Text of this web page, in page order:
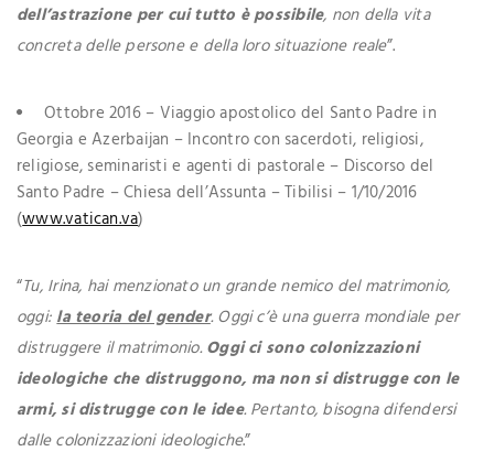
dell’astrazione per cui tutto è possibile, non della vita
concreta delle persone e della loro situazione reale”.
Ottobre 2016 – Viaggio apostolico del Santo Padre in
Georgia e Azerbaijan – Incontro con sacerdoti, religiosi,
religiose, seminaristi e agenti di pastorale – Discorso del
Santo Padre – Chiesa dell’Assunta – Tibilisi – 1/10/2016
(www.vatican.va)
“Tu, Irina, hai menzionato un grande nemico del matrimonio,
oggi:la teoria del gender. Oggi c’è una guerra mondiale per
distruggere il matrimonio. Oggi ci sono colonizzazioni
ideologiche che distruggono, ma non si distrugge con le
armi, si distrugge con le idee. Pertanto, bisogna difendersi
dalle colonizzazioni ideologiche.”